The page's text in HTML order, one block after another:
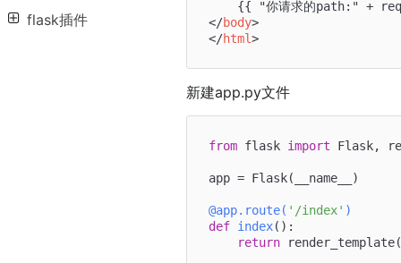
flask插件
</body>
</html>
新建app.py文件
from flask import Flask,
app = Flask(__name__)
@app.route( '/index' )
def index():
return